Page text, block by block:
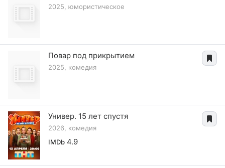
2025, юмористическое
Повар под прикрытием
2025, комедия
Универ. 15 лет спустя
2026, комедия
IMDb 4.9